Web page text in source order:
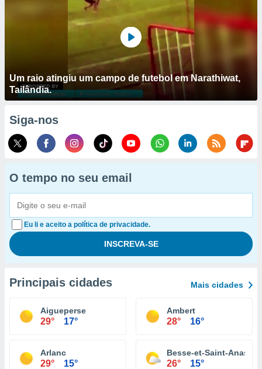
Um raio atingiu um campo de futebol em Narathiwat,
Tailândia.
Siga-nos
O tempo no seu email
Eu li e aceito a política de privacidade.
Principais cidades Mais cidades
Aigueperse
29° 17°
Ambert
28° 16°
Arlanc
29° 15°
Besse-et-Saint-
26° 15°